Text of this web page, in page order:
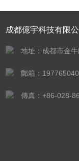
成都億宇科技有限公
地址：成都市金
郵箱：
傳真：+86-028-